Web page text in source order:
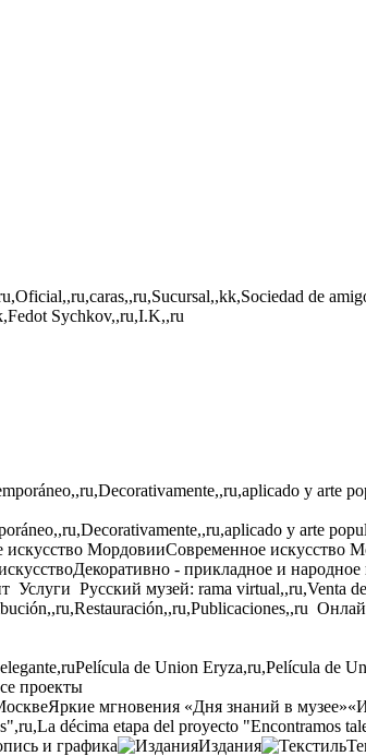
de
Sychkov,,ru,I.K,,ru
y arte
Современное искусство
Декоративно - прикладное и народное
Услуги Русский музей: rama virtual,,ru,Venta
Película de Union Eryza,ru,Película de
проекты
Яркие мгновения «Дня знаний в музее»
décima etapa del proyecto "Encontramos
и графика Издания